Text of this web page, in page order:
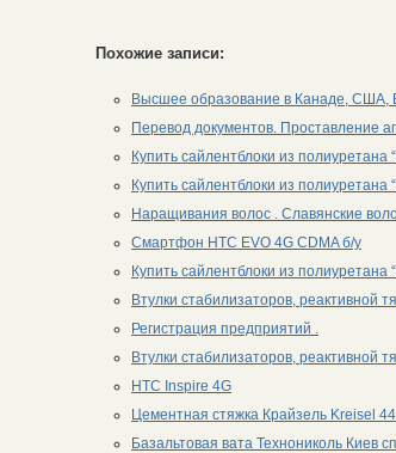
Похожие записи:
Высшее образование в Канаде, США,
Перевод документов. Проставление
Купить сайлентблоки из полиуретана
Купить сайлентблоки из полиуретана
Наращивания волос . Славянские
Смартфон HTC EVO 4G CDMA б/у
Купить сайлентблоки из полиуретана
Втулки стабилизаторов, реактивной
Регистрация предприятий .
Втулки стабилизаторов, реактивной
HTC Inspire 4G
Цементная стяжка Крайзель Kreisel
Базальтовая вата Технониколь Киев